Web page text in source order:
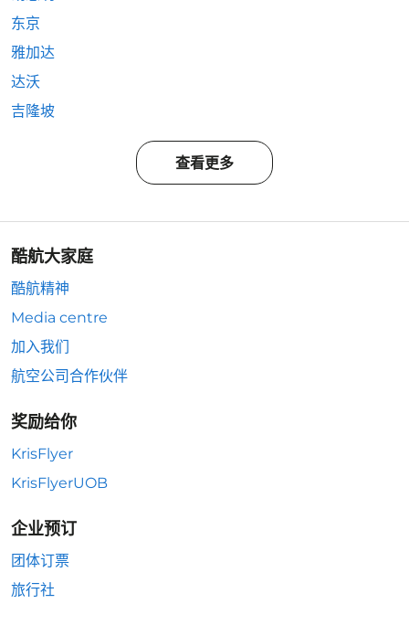
东京
雅加达
达沃
吉隆坡
查看更多
酷航大家庭
酷航精神
Media centre
加入我们
航空公司合作伙伴
奖励给你
KrisFlyer
KrisFlyerUOB
企业预订
团体订票
旅行社